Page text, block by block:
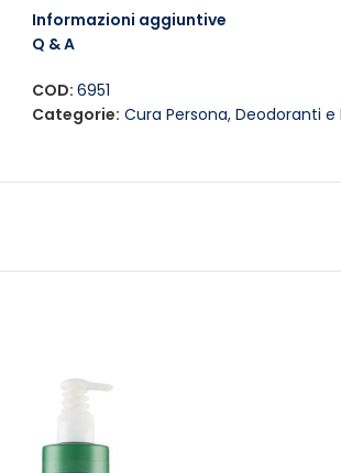
Per un utilizzo ottimale, spruzzare il
asciutta e pulita prima
Informazioni aggiuntive
Q & A
COD:6951
Categorie: Cura Persona, Deodoranti e